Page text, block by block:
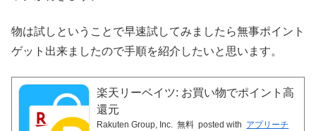
物は試しということで早速試してみましたら無事ポイント
ゲット出来ましたので手順を紹介したいと思います。
楽天リーベイツ: お買い物でポイント高
還元
Rakuten Group, Inc. 無料 posted with アプリーチ